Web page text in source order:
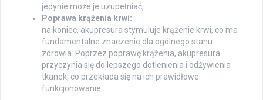
jedynie może je uzupełniać,
Poprawa krążenia krwi:
na koniec, akupresura stymuluje krążenie krwi, co ma
fundamentalne znaczenie dla ogólnego stanu
zdrowia. Poprzez poprawę krążenia, akupresura
przyczynia się do lepszego dotlenienia i odżywienia
tkanek, co przekłada się na ich prawidłowe
funkcjonowanie.